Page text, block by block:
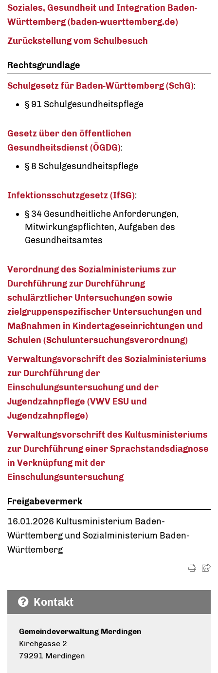
Soziales, Gesundheit und Integration Baden-
Württemberg (baden-wuerttemberg.de)
Zurückstellung vom Schulbesuch
Rechtsgrundlage
Schulgesetz für Baden-Württemberg (SchG):
§ 91 Schulgesundheitspflege
Gesetz über den öffentlichen
Gesundheitsdienst (ÖGDG):
§ 8 Schulgesundheitspflege
Infektionsschutzgesetz (IfSG):
§ 34 Gesundheitliche Anforderungen,
Mitwirkungspflichten, Aufgaben des
Gesundheitsamtes
Verordnung des Sozialministeriums zur
Durchführungzur Durchführung
schulärztlicher Untersuchungen sowie
zielgruppenspezifischer Untersuchungen und
Maßnahmen in Kindertageseinrichtungen und
Schulen (Schuluntersuchungsverordnung)
Verwaltungsvorschrift des Sozialministeriums
zur Durchführung der
Einschulungsuntersuchung und der
Jugendzahnpflege (VWV ESU und
Jugendzahnpflege)
Verwaltungsvorschrift des Kultusministeriums
zur Durchführung einer Sprachstandsdiagnose
in Verknüpfung mit der
Einschulungsuntersuchung
Freigabevermerk
16.01.2026 Kultusministerium Baden-
Württemberg und Sozialministerium Baden-
Württemberg
Kontakt
Gemeindeverwaltung Merdingen
Kirchgasse 2
79291 Merdingen